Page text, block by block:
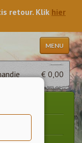
retour. Klik hier
MENU
€ 0,00